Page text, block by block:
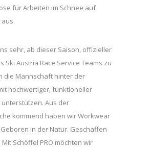
für Arbeiten im Schnee auf
aus.
sehr, ab dieser Saison, offizieller
Ski Austria Race Service Teams zu
die Mannschaft hinter der
hochwertiger, funktioneller
Aus der
kommend haben wir Workwear
in der Natur. Geschaffen
Schöffel PRO möchten wir